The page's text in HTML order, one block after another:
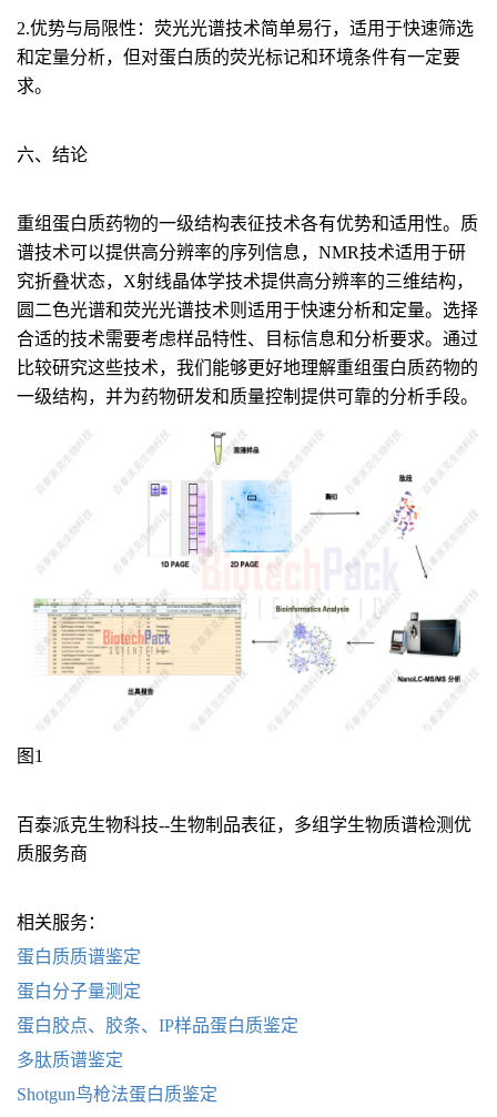
2.优势与局限性： 荧光光谱技术简单易行，适用于快速筛选
和定量分析，但对蛋白质的荧光标记和环境条件有一定要
求。
六、结论
重组蛋白质药物的一级结构表征技术各有优势和适用性。质
谱技术可以提供高分辨率的序列信息，NMR技术适用于研
究折叠状态，X射线晶体学技术提供高分辨率的三维结构，
圆二色光谱和荧光光谱技术则适用于快速分析和定量。选择
合适的技术需要考虑样品特性、目标信息和分析要求。通过
比较研究这些技术，我们能够更好地理解重组蛋白质药物的
一级结构，并为药物研发和质量控制提供可靠的分析手段。
图1
百泰派克生物科技--生物制品表征，多组学生物质谱检测优
质服务商
相关服务：
蛋白质质谱鉴定
蛋白分子量测定
蛋白胶点、胶条、IP样品蛋白质鉴定
多肽质谱鉴定
Shotgun鸟枪法蛋白质鉴定